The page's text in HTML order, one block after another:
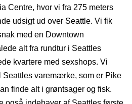
Centre, hvor vi fra 275 meters
udsigt ud over Seattle. Vi fik
med en Downtown
alt fra rundtur i Seattles
kvartere med sexshops. Vi
Seattles varemærke, som er Pike
finde alt i grøntsager og fisk.